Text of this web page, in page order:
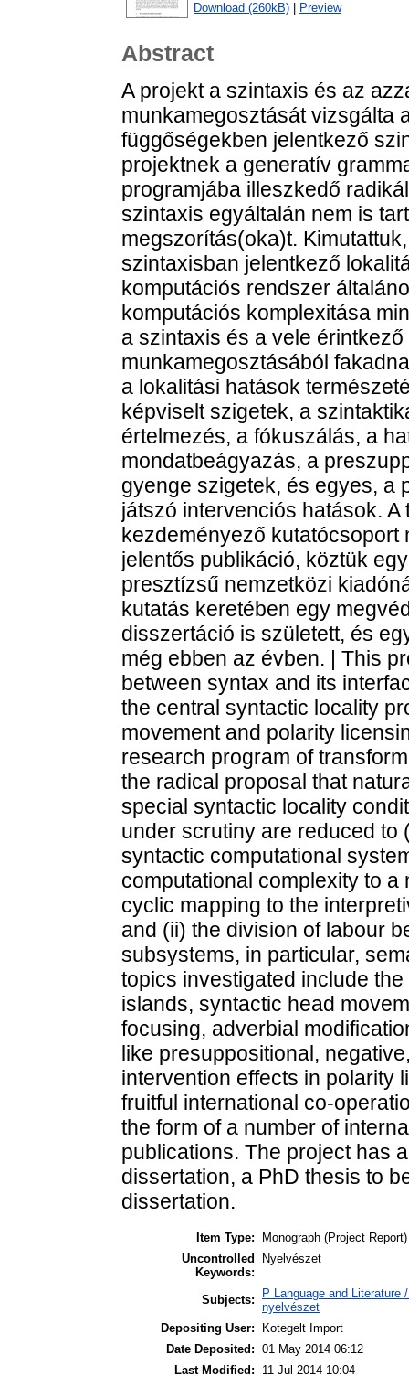
Download (260kB) Preview
Abstract
A projekt a szintaxis és az
munkamegosztását vizsgálta
függőségekben jelentkező
projektnek a generatív
programjába illeszkedő
szintaxis egyáltalán nem is
megszorítás(oka)t.
szintaxisban jelentkező
komputációs rendszer
komputációs komplexitása
a szintaxis és a vele
munkamegosztásából
a lokalitási hatások
képviselt szigetek, a
értelmezés, a fókuszálás, a
mondatbeágyazás, a
gyenge szigetek, és egyes, a
játszó intervenciós hatások.
kezdeményező
jelentős publikáció, köztük
presztízsű nemzetközi
kutatás keretében egy
disszertáció is született, és
még ebben az évben. | This
between syntax and its
the central syntactic locality
movement and polarity
research program of
the radical proposal that
special syntactic locality
under scrutiny are reduced to
syntactic computational
computational complexity to
cyclic mapping to the
and (ii) the division of labour
subsystems, in particular,
topics investigated include
islands, syntactic head
focusing, adverbial
like presuppositional,
intervention effects in polarity
fruitful international co-
the form of a number of
publications. The project has
dissertation, a PhD thesis to
dissertation.
Item Type:
Monograph (Project Report)
Uncontrolled
Keywords:
Nyelvészet
Subjects:
P Language and
nyelvészet
Depositing User:
Kotegelt Import
Date Deposited: 01 May 2014 06:12
Last Modified:
11 Jul 2014 10:04